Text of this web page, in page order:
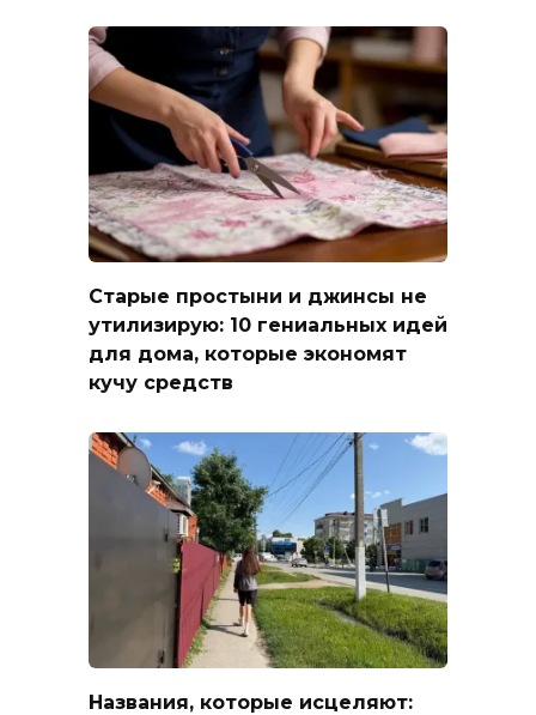
Старые простыни и джинсы не
утилизирую: 10 гениальных идей
для дома, которые экономят
кучу средств
Названия, которые исцеляют: